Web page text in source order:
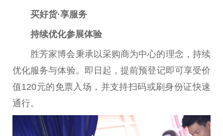
买好货·享服务
持续优化参展体验
胜芳家博会秉承以采购商为中心的理念，持续
优化服务与体验。即日起，提前预登记即可享受价
值120元的免票入场，并支持扫码或刷身份证快速
通行。